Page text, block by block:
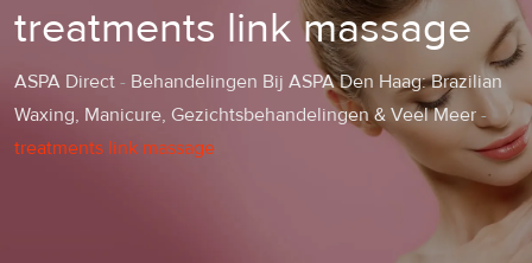
treatments link massage
ASPA Direct - Behandelingen Bij ASPA Den Haag: Brazilian
Waxing, Manicure, Gezichtsbehandelingen & Veel Meer -
treatments link massage